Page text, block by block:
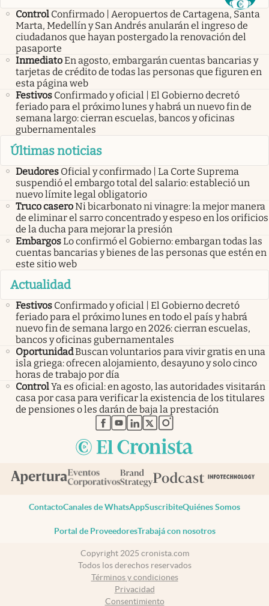
Control Confirmado | Aeropuertos de Cartagena, Santa
Marta, Medellín y San Andrés anularán el ingreso de
ciudadanos que hayan postergado la renovación del
pasaporte
InmediatoEn agosto, embargarán cuentas bancarias y
tarjetas de crédito de todas las personas que figuren en
esta página web
Festivos Confirmado y oficial | El Gobierno decretó
feriado para el próximo lunes y habrá un nuevo fin de
semana largo: cierran escuelas, bancos y oficinas
gubernamentales
Últimas noticias
Deudores Oficial y confirmado | La Corte Suprema
suspendió el embargo total del salario: estableció un
nuevo límite legal obligatorio
Truco caseroNi bicarbonato ni vinagre: la mejor manera
de eliminar el sarro concentrado y espeso en los orificios
de la ducha para mejorar la presión
EmbargosLo confirmó el Gobierno: embargan todas las
cuentas bancarias y bienes de las personas que estén en
este sitio web
Actualidad
Festivos Confirmado y oficial | El Gobierno decretó
feriado para el próximo lunes en todo el país y habrá
nuevo fin de semana largo en 2026: cierran escuelas,
bancos y oficinas gubernamentales
OportunidadBuscan voluntarios para vivir gratis en una
isla griega: ofrecen alojamiento, desayuno y solo cinco
horas de trabajo por día
ControlYa es oficial: en agosto, las autoridades visitarán
casa por casa para verificar la existencia de los titulares
de pensiones o les darán de baja la prestación
abre en nueva pestaña
abre en nueva pestaña
abre en nueva pestaña
abre en nueva pestaña
abre en nueva pestaña
ContactoCanales de WhatsAppSuscribiteQuiénes Somos
Portal de ProveedoresTrabajá con nosotros
Copyright 2025 cronista.com
Todos los derechos reservados
Términos y condiciones
Privacidad
Consentimiento